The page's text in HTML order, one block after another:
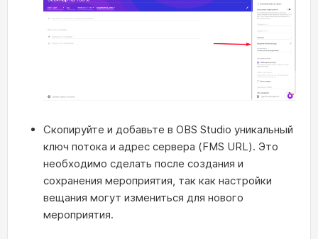
Скопируйте и добавьте в OBS Studio уникальный
ключ потока и адрес сервера (FMS URL). Это
необходимо сделать после создания и
сохранения мероприятия, так как настройки
вещания могут измениться для нового
мероприятия.